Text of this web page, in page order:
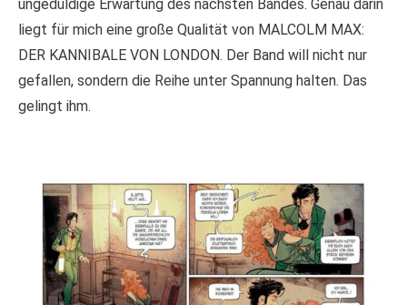
ungeduldige Erwartung des nächsten Bandes. Genau darin
liegt für mich eine große Qualität von MALCOLM MAX:
DER KANNIBALE VON LONDON. Der Band will nicht nur
gefallen, sondern die Reihe unter Spannung halten. Das
gelingt ihm.